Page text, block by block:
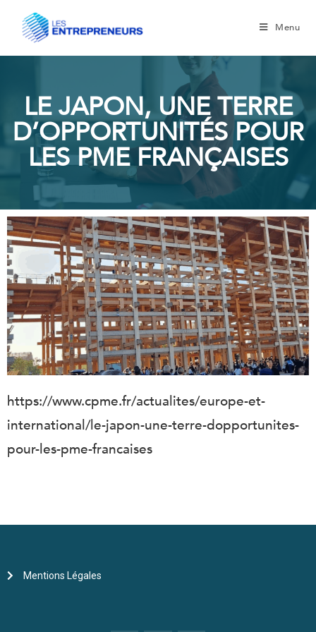
Menu
LE JAPON, UNE TERRE
D’OPPORTUNITÉS POUR
LES PME FRANÇAISES
https://www.cpme.fr/actualites/europe-et-
international/le-japon-une-terre-dopportunites-
pour-les-pme-francaises
Mentions Légales